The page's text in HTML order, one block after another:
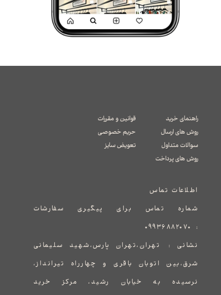
راهنمای خرید
روش های ارسال
سوالات متداول
​​​​​​​روش های پرداخت
قوانین و مقررات
حریم خصوصی
تعویض سایز
اطلاعات تماس
شماره تماس برای پیگیری سفارشات
: ۰۹۹۳۶۸۸۲۰۷۰
نشانی : ​​​​​​​​​​​​​​تهران،تهران پارس،شهید سلیمانی
شرق،بین اتوبان باقری و چهارراه تیرانداز،
نرسیده به خیابان رشید، مرکز خرید